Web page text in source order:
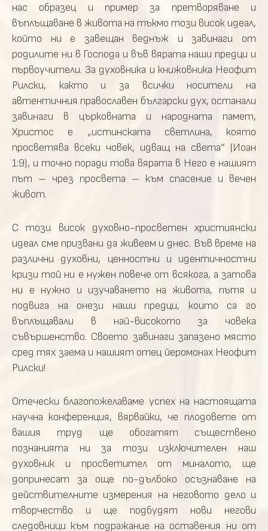
нас образец и пример за претворяване и
въплъщаване в живота на тъкмо този висок идеал,
който ни е завещан веднъж и завинаги от
родилите ни в Господа и във вярата наши предци и
първоучители. За духовника и книжовника Неофит
Рилски, както и за всички носители на
автентичния православен български дух, останали
завинаги в църковната и народната памет,
Христос е „истинската светлина, която
просветява всеки човек, идващ на света“ (Иоан
1:9), и точно поради това вярата в Него е нашият
път – чрез просвета – към спасение и вечен
живот.
С този висок духовно-просветен християнски
идеал сме призвани да живеем и днес. Във време на
различни духовни, ценностни и идентичностни
кризи той ни е нужен повече от всякога, а затова
ни е нужно и изучаването на живота, пътя и
подвига на онези наши предци, които са го
въплъщавали в най-високото за човека
съвършенство. Своето завинаги запазено място
сред тях заема и нашият отец йеромонах Неофит
Рилски!
Отечески благопожелаваме успех на настоящата
научна конференция, вярвайки, че плодовете от
вашия труд ще обогатят съществено
познанията ни за този изключителен наш
духовник и просветител от миналото, ще
допринесат за още по-дълбоко осъзнаване на
действителните измерения на неговото дело и
творчество и ще подбудят нови негови
следовници към подражание на оставения ни от